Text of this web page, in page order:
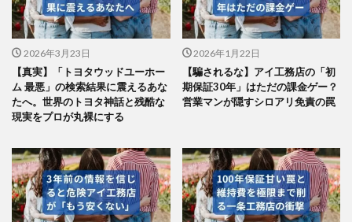
2026年3月23日
【真実】「トヨタウッドユーホー
ム 最悪」の検索結果に震えるあな
たへ。世界のトヨタ神話と残酷な
現実をプロが丸裸にする
2026年1月22日
【騙されるな】アイ工務店の「初
期保証30年」はただの課金ゲー？
営業マンが隠すシロアリ免責の罠